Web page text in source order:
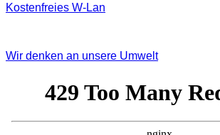
Kostenfreies W‐Lan
Wir denken an unsere Umwelt